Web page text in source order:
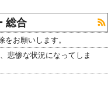
総合
お願いします。
悲惨な状況になってしま